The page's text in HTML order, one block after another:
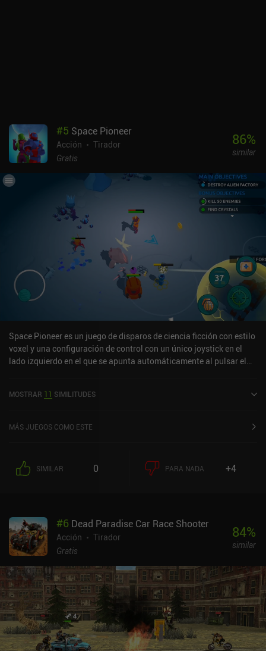
#5 Space Pioneer
Acción
Tirador
Gratis
86%
similar
Space Pioneer es un juego de disparos de ciencia ficción con estilo
voxel y una configuración de control con un único joystick en el
lado izquierdo en el que se apunta automáticamente al pulsar el
través de cajas de botín sin tiempo de espera.No hay sistema de
si no vemos los anuncios de vídeo incentivados para conseguir oro
MOSTRAR 11 SIMILITUDES
MÁS JUEGOS COMO ESTE
SIMILAR 0 PARA NADA +4
#6 Dead Paradise Car Race Shooter
Acción
Tirador
Gratis
84%
similar